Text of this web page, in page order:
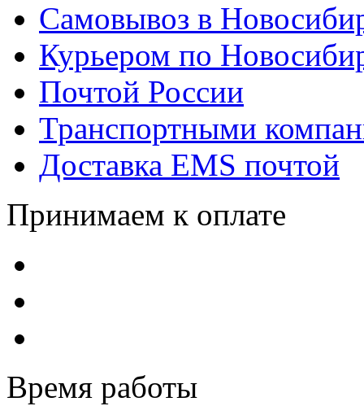
Самовывоз в
Курьером по
Почтой России
Транспортными
Доставка EMS почтой
Принимаем к оплате
Время работы